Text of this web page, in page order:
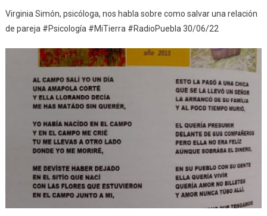
Virginia Simón, psicóloga, nos habla sobre como salvar una relación
de pareja #Psicología #MiTierra #RadioPuebla 30/06/22